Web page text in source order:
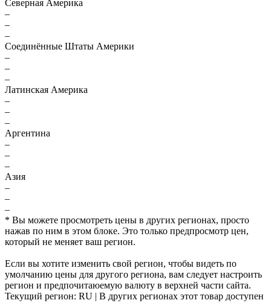
Северная Америка
–
–
–
Соединённые Штаты Америки
–
–
–
Латинская Америка
–
–
–
Аргентина
–
–
–
Азия
–
–
–
* Вы можете просмотреть цены в других регионах, просто
нажав по ним в этом блоке. Это только предпросмотр цен,
который не меняет ваш регион.
Если вы хотите изменить свой регион, чтобы видеть по
умолчанию цены для другого региона, вам следует настроить
регион и предпочитаюемую валюту в верхней части сайта.
Текущий регион: RU | В других регионах этот товар доступен